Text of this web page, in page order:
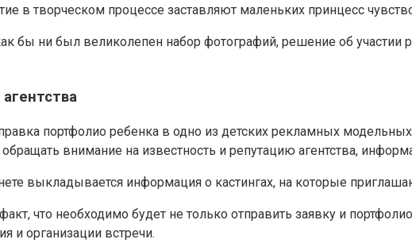
в творческом процессе заставляют маленьких принцесс
бы ни был великолепен набор фотографий, решение об
портфолио ребенка в одно из детских рекламных модельных
внимание на известность и репутацию агентства,
выкладывается информация о кастингах, на которые
что необходимо будет не только отправить заявку и
и организации встречи.